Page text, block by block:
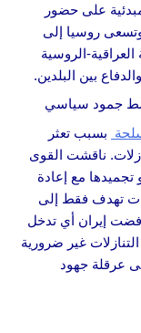
على حضور
روسيا إلى
الروسية
بين البلدين.
جمود سياسي
بسبب تعثر
ناقشت القوى
مع إعادة
تهدف فقط إلى
إيران أي تدخل
غير ضرورية
عرقلة جهود